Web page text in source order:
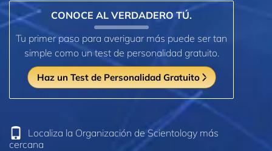
CONOCE AL VERDADERO TÚ.
Tu primer paso para averiguar más puede ser tan
simple como un test de personalidad gratuito.
Haz un Test de Personalidad Gratuito
Localiza la Organización de Scientology más
cercana